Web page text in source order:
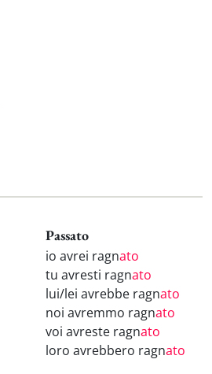
Passato
io avrei ragnato
tu avresti ragnato
lui/lei avrebbe ragnato
noi avremmo ragnato
voi avreste ragnato
loro avrebbero ragnato